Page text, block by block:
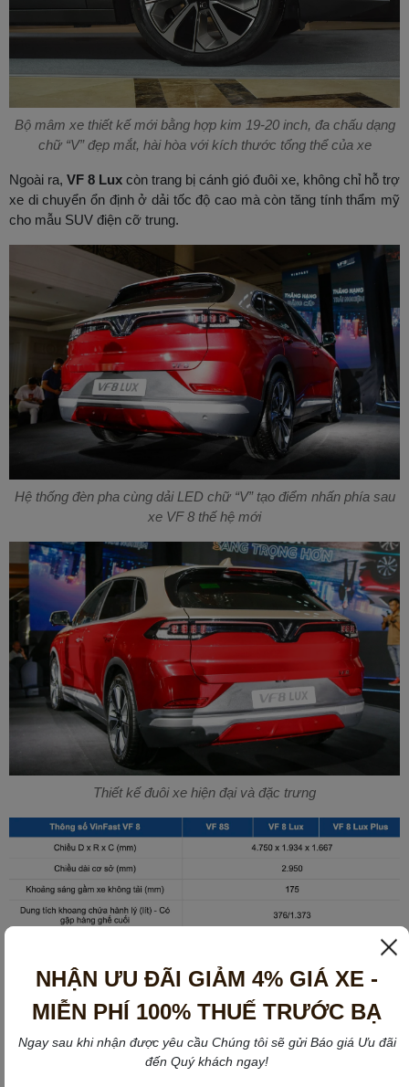
Bộ mâm xe thiết kế mới bằng hợp kim 19-20 inch, đa chấu dạng
chữ “V” đẹp mắt, hài hòa với kích thước tổng thể của xe
Ngoài ra, VF 8 Lux còn trang bị cánh gió đuôi xe, không chỉ hỗ trợ
xe di chuyển ổn định ở dải tốc độ cao mà còn tăng tính thẩm mỹ
cho mẫu SUV điện cỡ trung.
Hệ thống đèn pha cùng dải LED chữ “V” tạo điểm nhấn phía sau
xe VF 8 thế hệ mới
Thiết kế đuôi xe hiện đại và đặc trưng
NHẬN ƯU ĐÃI GIẢM 4% GIÁ XE -
MIỄN PHÍ 100% THUẾ TRƯỚC BẠ
Ngay sau khi nhận được yêu cầu Chúng tôi sẽ gửi Báo giá Ưu đãi
đến Quý khách ngay!